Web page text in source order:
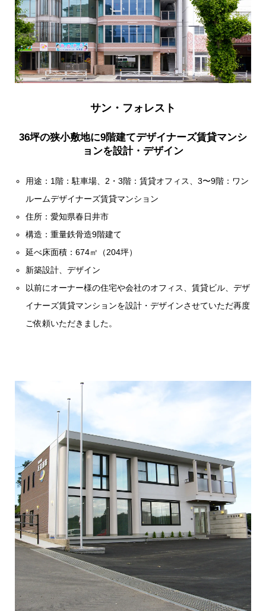
サン・フォレスト
36坪の狭小敷地に9階建てデザイナーズ賃貸マンシ
ョンを設計・デザイン
用途：1階：駐車場、2・3階：賃貸オフィス、3〜9階：ワン
ルームデザイナーズ賃貸マンション
住所：愛知県春日井市
構造：重量鉄骨造9階建て
延べ床面積：674㎡（204坪）
新築設計、デザイン
以前にオーナー様の住宅や会社のオフィス、賃貸ビル、デザ
イナーズ賃貸マンションを設計・デザインさせていただ再度
ご依頼いただきました。